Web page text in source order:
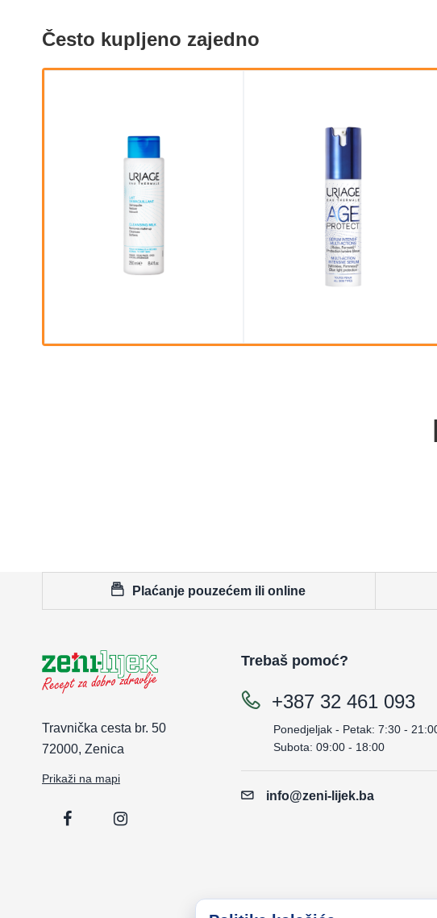
Često kupljeno zajedno
Plaćanje pouzećem ili online
Travnička cesta br. 50
72000, Zenica
Prikaži na mapi
Trebaš pomoć?
+387 32 461 093
Ponedjeljak - Petak: 7:30 -
Subota: 09:00 - 18:00
info@zeni-lijek.ba